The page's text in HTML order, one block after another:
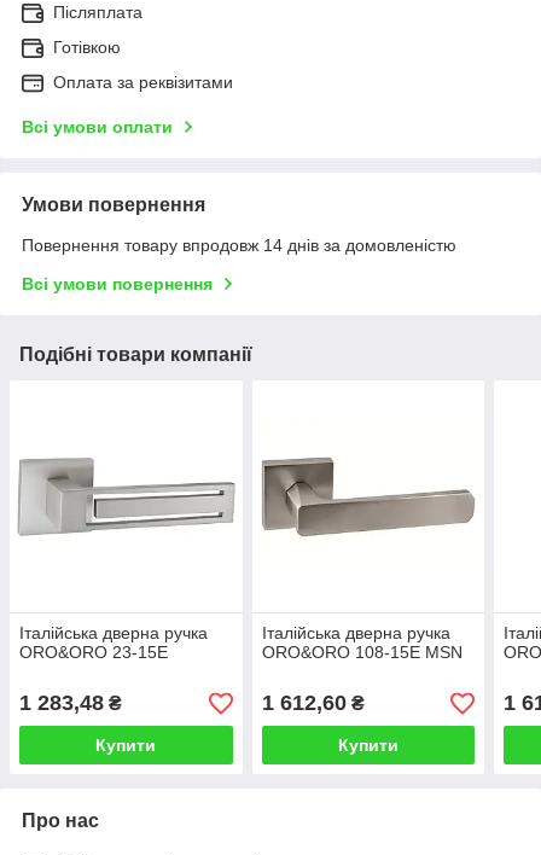
Післяплата
Готівкою
Оплата за реквізитами
Всі умови оплати
Умови повернення
Повернення товару впродовж 14 днів за домовленістю
Всі умови повернення
Подібні товари компанії
Італійська дверна ручка
ORO&ORO 23-15E
1 283,48 ₴
Купити
Італійська дверна ручка
ORO&ORO 108-15E MSN
1 612,60₴
Купити
1
Про нас